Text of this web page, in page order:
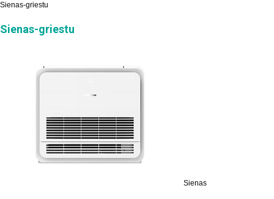
Sienas-griestu
Sienas-griestu
Sienas